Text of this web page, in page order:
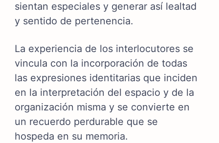
sientan especiales y generar así lealtad
y sentido de pertenencia.
La experiencia de los interlocutores se
vincula con la incorporación de todas
las expresiones identitarias que inciden
en la interpretación del espacio y de la
organización misma y se convierte en
un recuerdo perdurable que se
hospeda en su memoria.